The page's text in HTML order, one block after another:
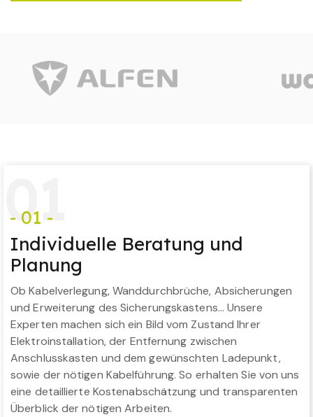
01
- 01 -
Individuelle Beratung und
Planung
Ob Kabelverlegung, Wanddurchbrüche, Absicherungen
und Erweiterung des Sicherungskastens… Unsere
Experten machen sich ein Bild vom Zustand Ihrer
Elektroinstallation, der Entfernung zwischen
Anschlusskasten und dem gewünschten Ladepunkt,
sowie der nötigen Kabelführung. So erhalten Sie von uns
eine detaillierte Kostenabschätzung und transparenten
Überblick der nötigen Arbeiten.